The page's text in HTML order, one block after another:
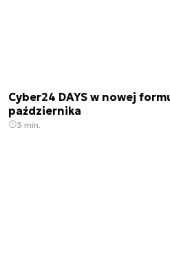
Cyber24 DAYS w nowej
października
3 min.